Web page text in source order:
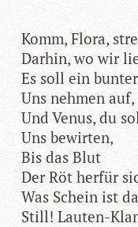
Komm, Flora,
Dar­hin, wo wir
Es soll ein
Uns neh­men auf,
Und Venus, du
Uns bewirten,
Bis das Blut
Der Röt her­für
Was Schein ist
Still! Lau­ten-